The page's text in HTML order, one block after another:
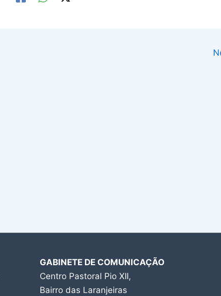
GABINETE DE COMUNICAÇÃO
Centro Pastoral Pio XII,
Bairro das Laranjeiras